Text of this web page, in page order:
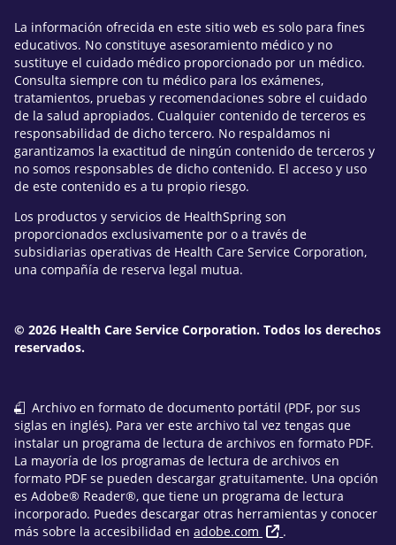
La información ofrecida en este sitio web es solo para fines
educativos. No constituye asesoramiento médico y no
sustituye el cuidado médico proporcionado por un médico.
Consulta siempre con tu médico para los exámenes,
tratamientos, pruebas y recomendaciones sobre el cuidado
de la salud apropiados. Cualquier contenido de terceros es
responsabilidad de dicho tercero. No respaldamos ni
garantizamos la exactitud de ningún contenido de terceros y
no somos responsables de dicho contenido. El acceso y uso
de este contenido es a tu propio riesgo.
Los productos y servicios de HealthSpring son
proporcionados exclusivamente por o a través de
subsidiarias operativas de Health Care Service Corporation,
una compañía de reserva legal mutua.
© 2026 Health Care Service Corporation. Todos los derechos
reservados.
Archivo en formato de documento portátil (PDF, por sus
siglas en inglés). Para ver este archivo tal vez tengas que
instalar un programa de lectura de archivos en formato PDF.
La mayoría de los programas de lectura de archivos en
formato PDF se pueden descargar gratuitamente. Una opción
es Adobe® Reader®, que tiene un programa de lectura
incorporado. Puedes descargar otras herramientas y conocer
más sobre la accesibilidad en adobe.com .